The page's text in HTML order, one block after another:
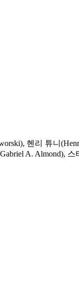
헨리 튜니
A. Almond),